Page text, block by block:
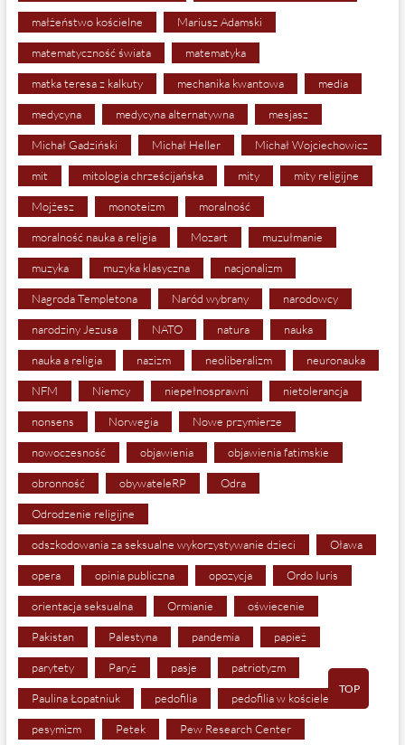
małżeństwo kościelne Mariusz Adamski
matematyczność świata matematyka
matka teresa z kalkuty mechanika kwantowa media
medycyna medycyna alternatywna mesjasz
Michał Gadziński Michał Heller Michał Wojciechowicz
mit mitologia chrześcijańska mity mity religijne
Mojżesz monoteizm moralność
moralność nauka a religia Mozart muzułmanie
muzyka muzyka klasyczna nacjonalizm
Nagroda Templetona Naród wybrany narodowcy
narodziny Jezusa NATO natura nauka
nauka a religia nazizm neoliberalizm neuronauka
NFM Niemcy niepełnosprawni nietolerancja
nonsens Norwegia Nowe przymierze
nowoczesność objawienia objawienia fatimskie
obronność obywateleRP Odra
Odrodzenie religijne
odszkodowania za seksualne wykorzystywanie dzieci Oława
opera opinia publiczna opozycja Ordo Iuris
orientacja seksualna Ormianie oświecenie
Pakistan Palestyna pandemia papież
parytety Paryż pasje patriotyzm
Paulina Łopatniuk pedofilia pedofilia w kościele
pesymizm Petek Pew Research Center
TOP